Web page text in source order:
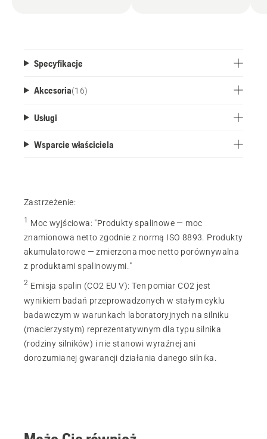
Specyfikacje
Akcesoria(16)
Usługi
Wsparcie właściciela
Zastrzeżenie:
1 Moc wyjściowa: "Produkty spalinowe — moc
znamionowa netto zgodnie z normą ISO 8893. Produkty
akumulatorowe — zmierzona moc netto porównywalna
z produktami spalinowymi."
2 Emisja spalin (CO2 EU V): Ten pomiar CO2 jest
wynikiem badań przeprowadzonych w stałym cyklu
badawczym w warunkach laboratoryjnych na silniku
(macierzystym) reprezentatywnym dla typu silnika
(rodziny silników) i nie stanowi wyraźnej ani
dorozumianej gwarancji działania danego silnika.